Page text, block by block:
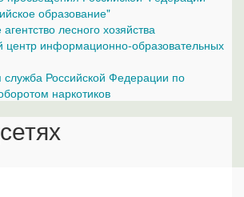
образование"
лесного хозяйства
информационно-образовательных
Российской Федерации по
наркотиков